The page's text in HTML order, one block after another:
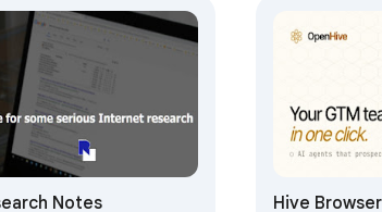
Notes Hive